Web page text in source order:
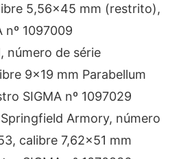
5,56×45 mm (restrito),
nº 1097009
número de série
9×19 mm Parabellum
SIGMA nº 1097029
Armory, número
calibre 7,62×51 mm